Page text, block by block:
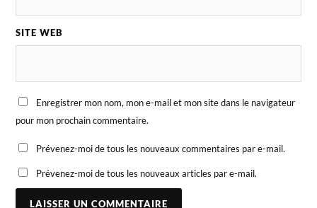
SITE WEB
Enregistrer mon nom, mon e-mail et mon site dans le navigateur
pour mon prochain commentaire.
Prévenez-moi de tous les nouveaux commentaires par e-mail.
Prévenez-moi de tous les nouveaux articles par e-mail.